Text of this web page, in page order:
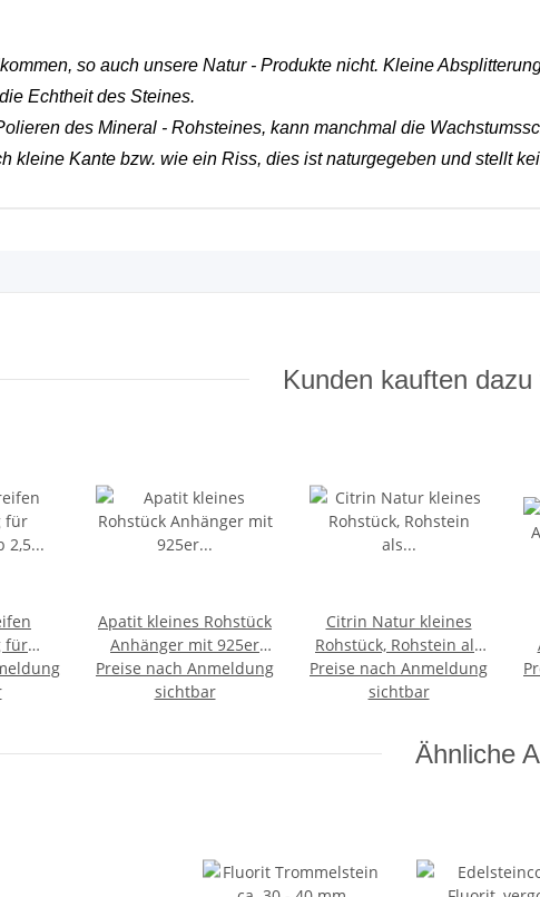
so auch unsere Natur - Produkte nicht. Kleine
Echtheit des Steines.
des Mineral - Rohsteines, kann manchmal die
kleine Kante bzw. wie ein Riss, dies ist naturgegeben und stellt
Kunden kauften
für
mm
Apatit kleines Rohstück
Anhänger mit 925er
Silberöse ca. 5 - 10 mm
Preise nach Anmeldung
sichtbar
Citrin Natur kleines
Rohstück, Rohstein als
Anhänger mit 925er
Silber Kappe ca. 10 - 15
Preise nach Anmeldung
sichtbar
Ähnliche